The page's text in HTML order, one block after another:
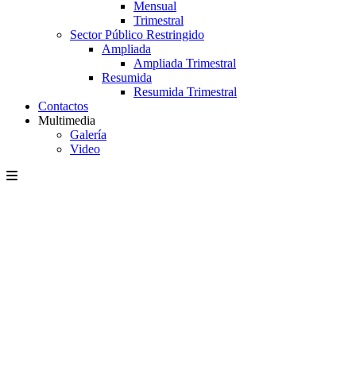
Mensual
Trimestral
Sector Público Restringido
Ampliada
Ampliada Trimestral
Resumida
Resumida Trimestral
Contactos
Multimedia
Galería
Video